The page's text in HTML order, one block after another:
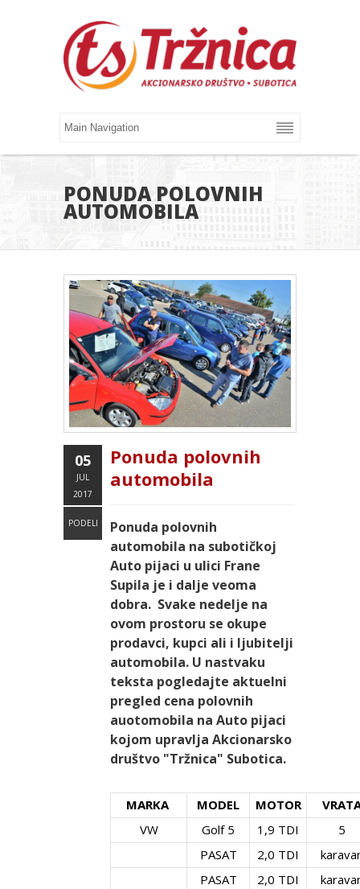
PONUDA POLOVNIH
AUTOMOBILA
05
JUL
2017
PODELI
Ponuda polovnih
automobila
Ponuda polovnih
automobila na subotičkoj
Auto pijaci u ulici Frane
Supila je i dalje veoma
dobra. Svake nedelje na
ovom prostoru se okupe
prodavci, kupci ali i ljubitelji
automobila. U nastvaku
teksta pogledajte aktuelni
pregled cena polovnih
auotomobila na Auto pijaci
kojom upravlja Akcionarsko
društvo "Tržnica" Subotica.
MARKA MODEL MOTOR
VW
Golf 5 1,9 TDI
5
PASAT
2,0 TDI
PASAT
2,0 TDI